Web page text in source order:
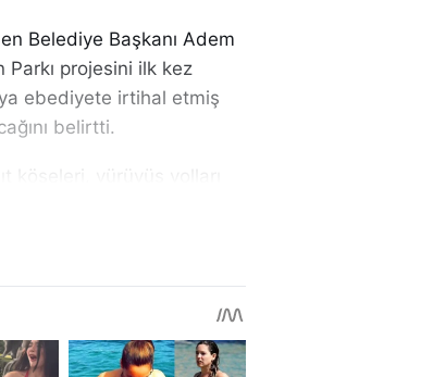
Belediye Başkanı Adem
Parkı projesini ilk kez
ebediyete irtihal etmiş
belirtti.
aydınlatmış, zor
var. Onların anısını
Basın Parkı,